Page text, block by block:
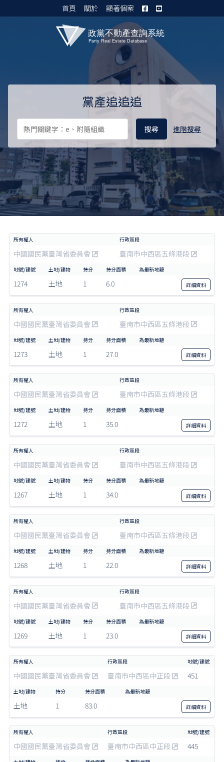
首頁 關於 顯著個案
黨產追追追
進階搜尋
中國國民黨臺灣省委員會 臺南市中西區五條港段
1274 土地 1 6.0 詳細資料
中國國民黨臺灣省委員會 臺南市中西區五條港段
1273 土地 1 27.0 詳細資料
中國國民黨臺灣省委員會 臺南市中西區五條港段
1272 土地 1 35.0 詳細資料
中國國民黨臺灣省委員會 臺南市中西區五條港段
1267 土地 1 34.0 詳細資料
中國國民黨臺灣省委員會 臺南市中西區五條港段
1268 土地 1 22.0 詳細資料
中國國民黨臺灣省委員會 臺南市中西區五條港段
1269 土地 1 23.0 詳細資料
中國國民黨臺灣省委員會 臺南市中西區中正段 451
土地 1 83.0 詳細資料
中國國民黨臺灣省委員會 臺南市中西區中正段 445